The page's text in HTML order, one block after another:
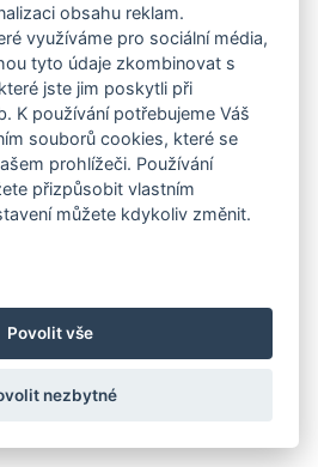
obsahu reklam.
využíváme pro sociální média,
tyto údaje zkombinovat s
jste jim poskytli při
K používání potřebujeme Váš
souborů cookies, které se
prohlížeči. Používání
přizpůsobit vlastním
můžete kdykoliv změnit.
Povolit vše
nezbytné